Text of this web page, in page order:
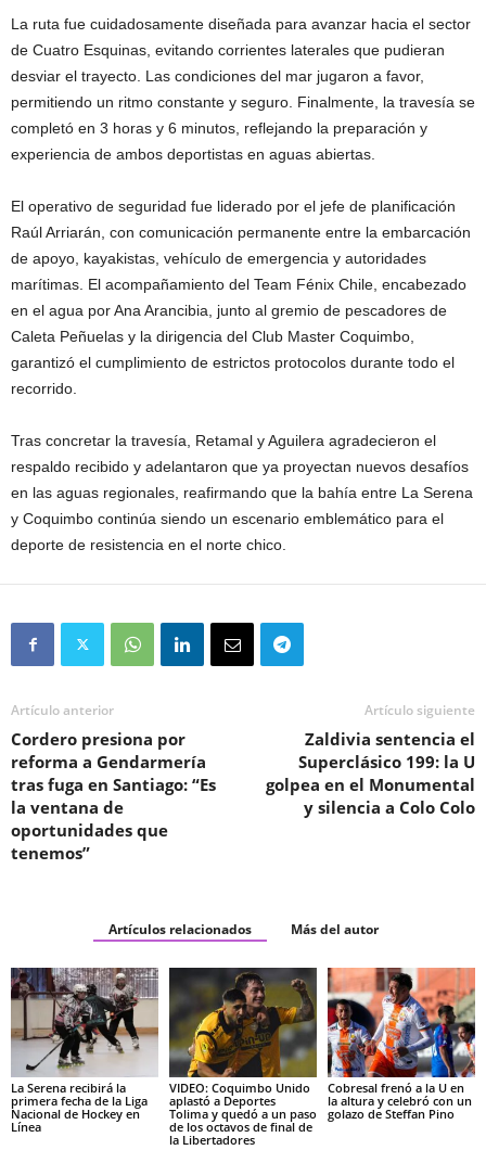
La ruta fue cuidadosamente diseñada para avanzar hacia el sector
de Cuatro Esquinas, evitando corrientes laterales que pudieran
desviar el trayecto. Las condiciones del mar jugaron a favor,
permitiendo un ritmo constante y seguro. Finalmente, la travesía se
completó en 3 horas y 6 minutos, reflejando la preparación y
experiencia de ambos deportistas en aguas abiertas.
El operativo de seguridad fue liderado por el jefe de planificación
Raúl Arriarán, con comunicación permanente entre la embarcación
de apoyo, kayakistas, vehículo de emergencia y autoridades
marítimas. El acompañamiento del Team Fénix Chile, encabezado
en el agua por Ana Arancibia, junto al gremio de pescadores de
Caleta Peñuelas y la dirigencia del Club Master Coquimbo,
garantizó el cumplimiento de estrictos protocolos durante todo el
recorrido.
Tras concretar la travesía, Retamal y Aguilera agradecieron el
respaldo recibido y adelantaron que ya proyectan nuevos desafíos
en las aguas regionales, reafirmando que la bahía entre La Serena
y Coquimbo continúa siendo un escenario emblemático para el
deporte de resistencia en el norte chico.
Artículo anterior
Cordero presiona por
reforma a Gendarmería
tras fuga en Santiago: “Es
la ventana de
oportunidades que
tenemos”
Artículo siguiente
Zaldivia sentencia el
Superclásico 199: la U
golpea en el Monumental
y silencia a Colo Colo
Artículos relacionados Más del autor
La Serena recibirá la
primera fecha de la Liga
Nacional de Hockey en
Línea
VIDEO: Coquimbo Unido
aplastó a Deportes
Tolima y quedó a un paso
de los octavos de final de
la Libertadores
Cobresal frenó a la U en
la altura y celebró con un
golazo de Steffan Pino